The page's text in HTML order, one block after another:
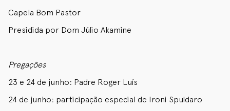
Capela Bom Pastor
Presidida por Dom Júlio Akamine
Pregações
23 e 24 de junho: Padre Roger Luís
24 de junho: participação especial de Ironi Spuldaro